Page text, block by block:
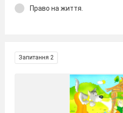
Право на життя.
Запитання 2